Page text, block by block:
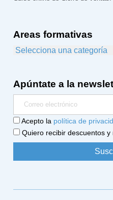
Areas formativas
Apúntate a la
Acepto la política de
Quiero recibir descuentos y